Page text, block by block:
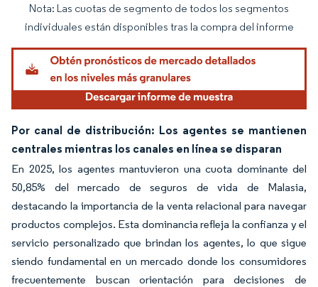
Imagen © Mordor Intelligence. El uso requiere atribución según CC BY 4.0.
Nota: Las cuotas de segmento de todos los segmentos
individuales están disponibles tras la compra del informe
Por canal de distribución: Los agentes se mantienen
centrales mientras los canales en línea se disparan
En 2025, los agentes mantuvieron una cuota dominante del
50,85% del mercado de seguros de vida de Malasia,
destacando la importancia de la venta relacional para navegar
productos complejos. Esta dominancia refleja la confianza y el
servicio personalizado que brindan los agentes, lo que sigue
siendo fundamental en un mercado donde los consumidores
frecuentemente buscan orientación para decisiones de